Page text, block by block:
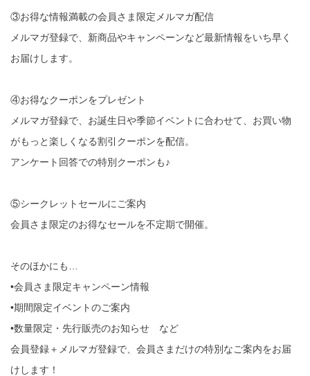
③お得な情報満載の会員さま限定メルマガ配信
メルマガ登録で、新商品やキャンペーンなど最新情報をいち早く
お届けします。
④お得なクーポンをプレゼント
メルマガ登録で、お誕生日や季節イベントに合わせて、お買い物
がもっと楽しくなる割引クーポンを配信。
アンケート回答での特別クーポンも♪
⑤シークレットセールにご案内
会員さま限定のお得なセールを不定期で開催。
そのほかにも…
•会員さま限定キャンペーン情報
•期間限定イベントのご案内
•数量限定・先行販売のお知らせ など
会員登録＋メルマガ登録で、会員さまだけの特別なご案内をお届
けします！